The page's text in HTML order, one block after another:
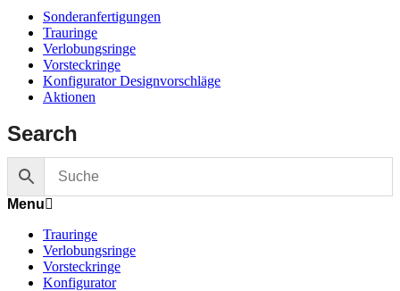
Sonderanfertigungen
Trauringe
Verlobungsringe
Vorsteckringe
Konfigurator Designvorschläge
Aktionen
Search
Menu
Trauringe
Verlobungsringe
Vorsteckringe
Konfigurator